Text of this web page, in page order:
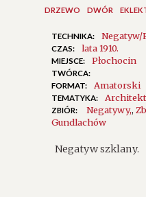
DRZEWO DWÓR
TECHNIKA: Negatyw/
CZAS: lata 1910.
MIEJSCE: Płochocin
TWÓRCA:
FORMAT:
Amatorski
TEMATYKA:
ZBIÓR: Negatywy,
Gundlachów
Negatyw szklany.